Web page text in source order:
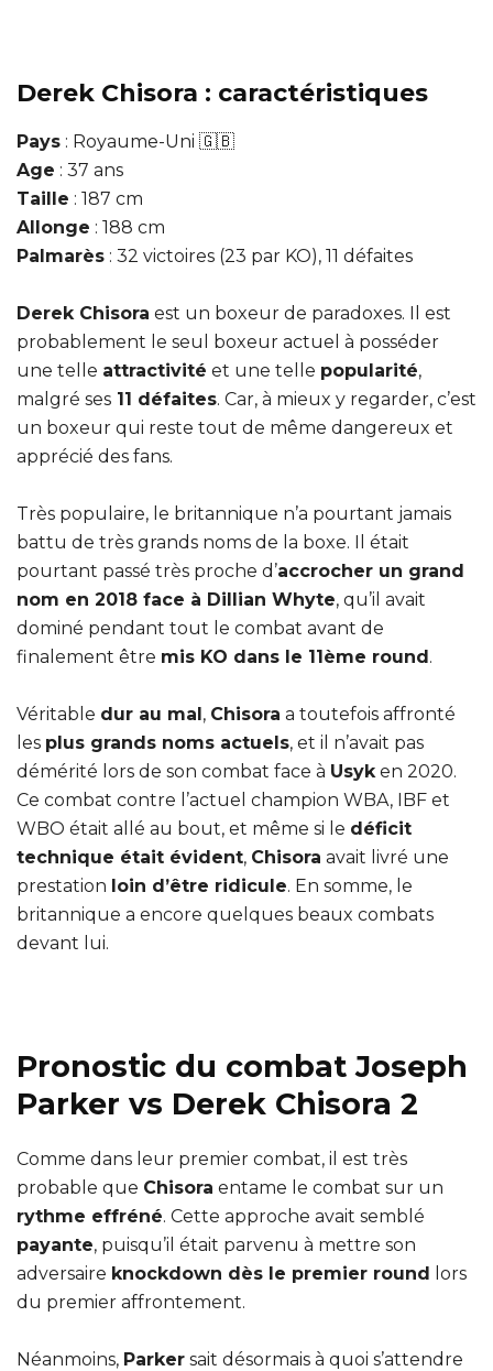
Derek Chisora : caractéristiques
Pays : Royaume-Uni 🇬🇧
Age : 37 ans
Taille : 187 cm
Allonge : 188 cm
Palmarès : 32 victoires (23 par KO), 11 défaites
Derek Chisora est un boxeur de paradoxes. Il est
probablement le seul boxeur actuel à posséder
une telle attractivité et une telle popularité,
malgré ses 11 défaites. Car, à mieux y regarder, c’est
un boxeur qui reste tout de même dangereux et
apprécié des fans.
Très populaire, le britannique n’a pourtant jamais
battu de très grands noms de la boxe. Il était
pourtant passé très proche d’accrocher un grand
nom en 2018 face à Dillian Whyte, qu’il avait
dominé pendant tout le combat avant de
finalement être mis KO dans le 11ème round.
Véritable dur au mal, Chisora a toutefois affronté
les plus grands noms actuels, et il n’avait pas
démérité lors de son combat face à Usyk en 2020.
Ce combat contre l’actuel champion WBA, IBF et
WBO était allé au bout, et même si le déficit
technique était évident, Chisora avait livré une
prestation loin d’être ridicule. En somme, le
britannique a encore quelques beaux combats
devant lui.
Pronostic du combat Joseph
Parker vs Derek Chisora 2
Comme dans leur premier combat, il est très
probable que Chisora entame le combat sur un
rythme effréné. Cette approche avait semblé
payante, puisqu’il était parvenu à mettre son
adversaire knockdown dès le premier round lors
du premier affrontement.
Néanmoins, Parker sait désormais à quoi s’attendre